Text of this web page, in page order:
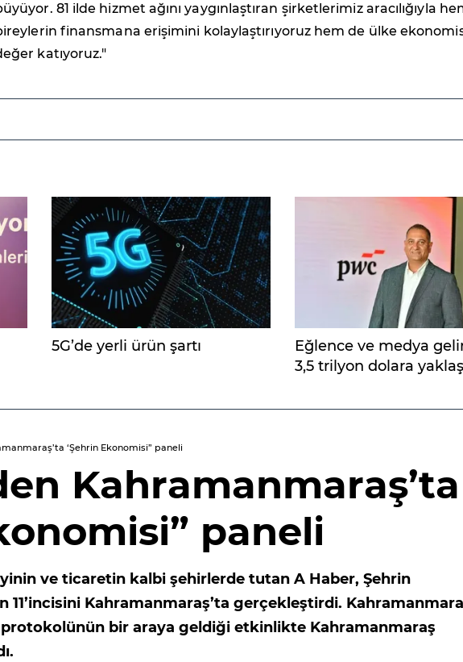
81 ilde hizmet ağını yaygınlaştıran şirketlerimiz aracılığıyla
finansmana erişimini kolaylaştırıyoruz hem de ülke
katıyoruz."
5G’de yerli ürün şartı
Eğlence ve medya
3,5 trilyon dolara
‘Şehrin Ekonomisi” paneli
Kahramanmaraş’ta
paneli
ve ticaretin kalbi şehirlerde tutan A Haber, Şehrin
11’incisini Kahramanmaraş’ta gerçekleştirdi.
protokolünün bir araya geldiği etkinlikte Kahramanmaraş